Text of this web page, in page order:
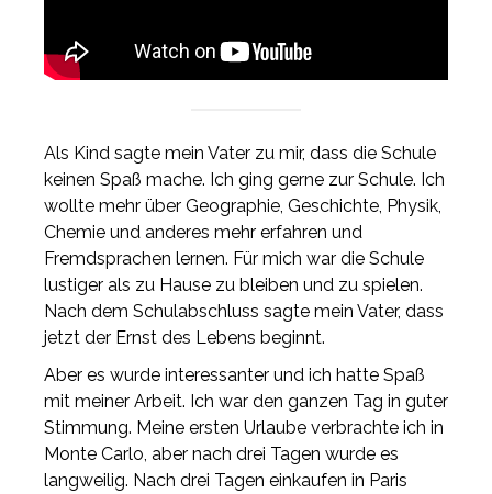
Als Kind sagte mein Vater zu mir, dass die Schule
keinen Spaß mache. Ich ging gerne zur Schule. Ich
wollte mehr über Geographie, Geschichte, Physik,
Chemie und anderes mehr erfahren und
Fremdsprachen lernen. Für mich war die Schule
lustiger als zu Hause zu bleiben und zu spielen.
Nach dem Schulabschluss sagte mein Vater, dass
jetzt der Ernst des Lebens beginnt.
Aber es wurde interessanter und ich hatte Spaß
mit meiner Arbeit. Ich war den ganzen Tag in guter
Stimmung. Meine ersten Urlaube verbrachte ich in
Monte Carlo, aber nach drei Tagen wurde es
langweilig. Nach drei Tagen einkaufen in Paris